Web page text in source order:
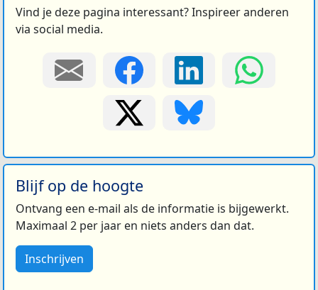
Vind je deze pagina interessant? Inspireer anderen
via social media.
Blijf op de hoogte
Ontvang een e-mail als de informatie is bijgewerkt.
Maximaal 2 per jaar en niets anders dan dat.
Inschrijven